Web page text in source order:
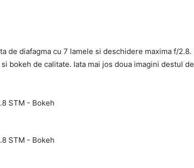
diafagma cu 7 lamele si deschidere maxima f/2.8.
bokeh de calitate. Iata mai jos doua imagini destul